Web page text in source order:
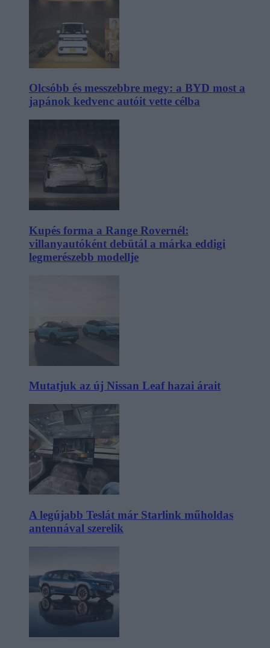
Olcsóbb és messzebbre megy: a BYD most a
japánok kedvenc autóit vette célba
Kupés forma a Range Rovernél:
villanyautóként debütál a márka eddigi
legmerészebb modellje
Mutatjuk az új Nissan Leaf hazai árait
A legújabb Teslát már Starlink műholdas
antennával szerelik